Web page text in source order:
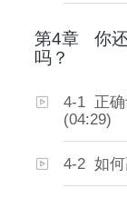
第4章
你
吗？
4-1 正确
(04:29)
4-2 如何